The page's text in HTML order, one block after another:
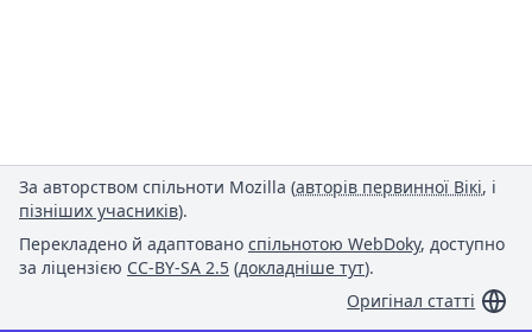
За авторством спільноти Mozilla (авторів первинної Вікі, і
пізніших учасників).
Перекладено й адаптовано спільнотою WebDoky, доступно
за ліцензією CC-BY-SA 2.5 (докладніше тут).
Оригінал статті